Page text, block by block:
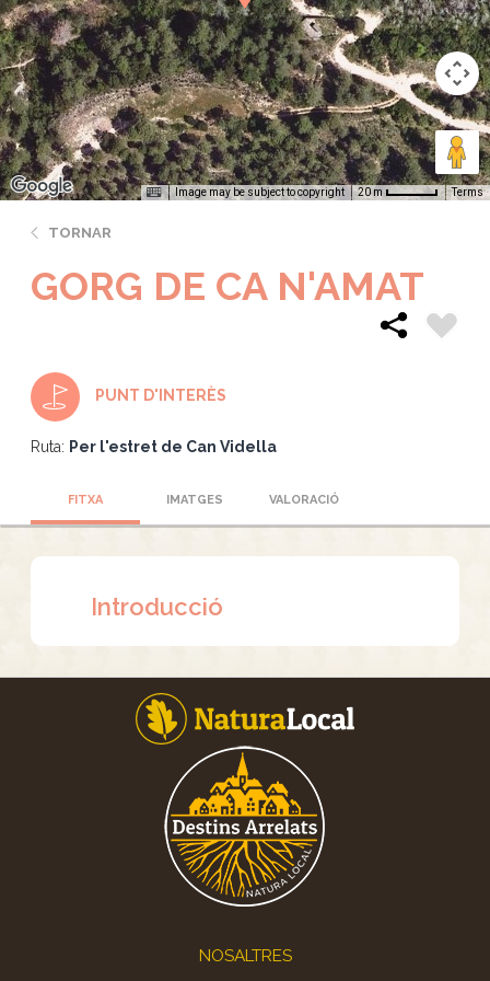
Image may be subject to copyright 20 m Terms
TORNAR
GORG DE CA N'AMAT
PUNT D'INTERÈS
Ruta: Per l'estret de Can Vidella
FITXA IMATGES VALORACIÓ
Introducció
NOSALTRES